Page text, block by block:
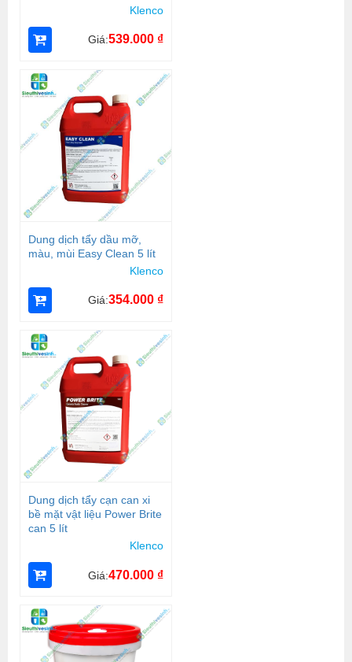
Klenco
Giá:539.000 ₫
Dung dịch tẩy dầu mỡ,
màu, mùi Easy Clean 5 lít
Klenco
Giá:354.000 ₫
Dung dịch tẩy cạn can xi
bề mặt vật liệu Power Brite
can 5 lít
Klenco
Giá:470.000 ₫